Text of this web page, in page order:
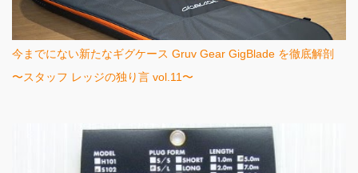
今までにない新たなギグケース Gruv Gear GigBlade を徹底解剖
〜スタッフ レッジの独り言 vol.11〜